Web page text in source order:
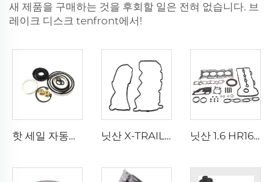
새 제품을 구매하는 것을 후회할 일은 전혀 없습니다. 브
레이크 디스크 tenfront에서!
핫 세일 자동차 스티어링 부품 04445-35130 신형 TOYOTA 4러너 포츄너 힐럭스 전동 파워 스티어링 기어 실링 키트 닛산 X-TRAIL NV200 알티마 차량용 고성능 YD22 YD25 엔진 밸브 커버 가스킷 13270-AD20A 닛산 1.6 HR16 엔진 자동차용 고효율 10101-EE027 엔진 오버홀 가스킷 키트